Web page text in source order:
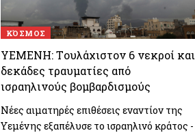
ΚΌΣΜΟΣ
ΥΕΜΕΝΗ: Tουλάχιστον 6 νεκροί και
δεκάδες τραυματίες από
ισραηλινούς βομβαρδισμούς
Nέες αιματηρές επιθέσεις εναντίον της
Υεμένης εξαπέλυσε το ισραηλινό κράτος -